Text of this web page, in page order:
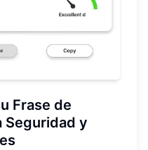
Frase de
Seguridad y